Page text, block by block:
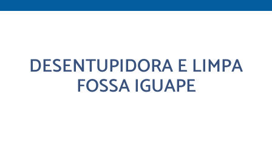
DESENTUPIDORA E LIMPA
FOSSA IGUAPE